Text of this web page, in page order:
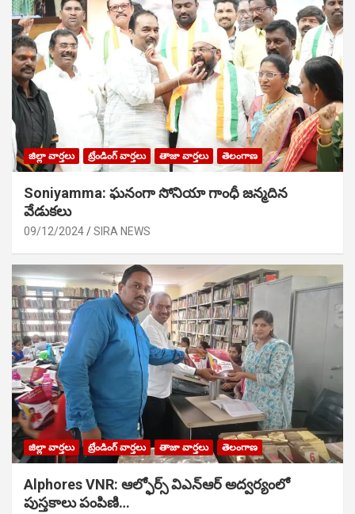
జిల్లా వార్తలు ట్రేండింగ్ వార్తలు తాజా వార్తలు తెలంగాణ
Soniyamma: ఘ‌నంగా సోనియా గాంధీ జ‌న్మ‌దిన
వేడుక‌లు
09/12/2024 SIRA NEWS
జిల్లా వార్తలు ట్రేండింగ్ వార్తలు తాజా వార్తలు తెలంగాణ
Alphores VNR: ఆల్ఫోర్స్ విఎన్ఆర్ అద్వర్యంలో
పుస్తకాలు పంపిణి…